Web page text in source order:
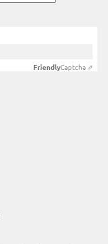
FriendlyCaptcha ⇗